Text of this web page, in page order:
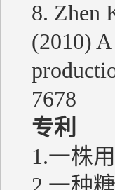
8. Zhen
(2010)
7678
专利
1.一株